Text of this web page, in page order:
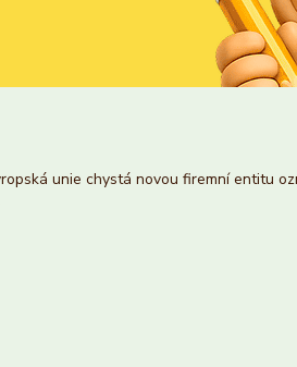
unie chystá novou firemní entitu